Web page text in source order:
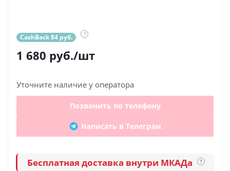
CashBack 84 руб. ?
1 680 руб./шт
Уточните наличие у оператора
Позвонить по телефону
Написать в Телеграм
Бесплатная доставка внутри МКАДа ?